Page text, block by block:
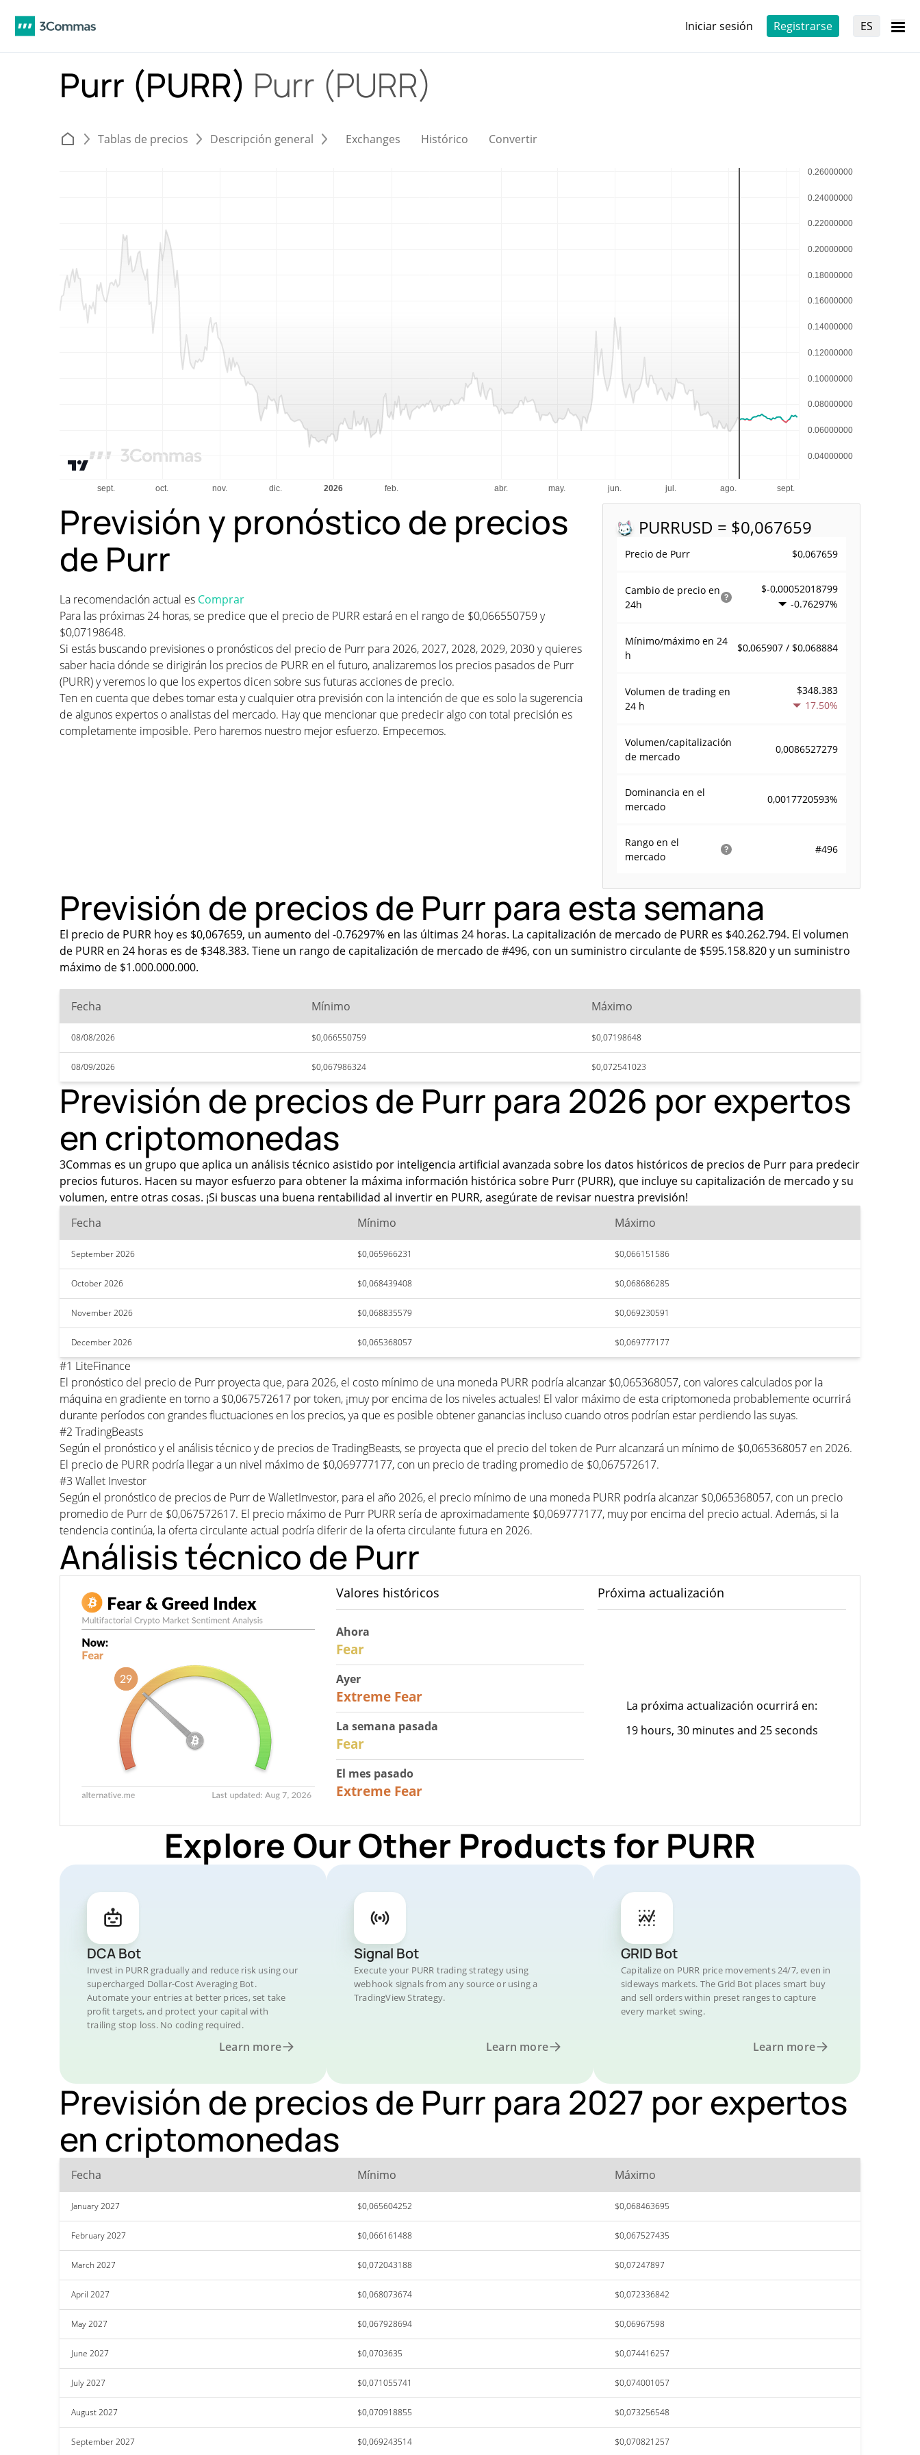
Iniciar sesión Registrarse ES
Purr (PURR) Purr (PURR)
Tablas de precios Descripción general Exchanges Histórico Convertir
PURRUSD = $0,067659
Precio de Purr $0,067659
Cambio de precio en
24h
$-0,00052018799
-0.76297%
Mínimo/máximo en 24
h
$0,065907 / $0,068884
Volumen de trading en
24 h
$348.383
17.50%
Volumen/capitalización
de mercado
0,0086527279
Dominancia en el
mercado
0,0017720593%
Rango en el
mercado
#496
Previsión y pronóstico de precios
de Purr
La recomendación actual es Comprar
Para las próximas 24 horas, se predice que el precio de PURR estará en el rango de $0,066550759 y
$0,07198648.
Si estás buscando previsiones o pronósticos del precio de Purr para 2026, 2027, 2028, 2029, 2030 y quieres
saber hacia dónde se dirigirán los precios de PURR en el futuro, analizaremos los precios pasados de Purr
(PURR) y veremos lo que los expertos dicen sobre sus futuras acciones de precio.
Ten en cuenta que debes tomar esta y cualquier otra previsión con la intención de que es solo la sugerencia
de algunos expertos o analistas del mercado. Hay que mencionar que predecir algo con total precisión es
completamente imposible. Pero haremos nuestro mejor esfuerzo. Empecemos.
Previsión de precios de Purr para esta semana
El precio de PURR hoy es $0,067659, un aumento del -0.76297% en las últimas 24 horas. La capitalización de mercado de PURR es $40.262.794. El volumen
de PURR en 24 horas es de $348.383. Tiene un rango de capitalización de mercado de #496, con un suministro circulante de $595.158.820 y un suministro
máximo de $1.000.000.000.
Fecha Mínimo Máximo
08/08/2026 $0,066550759 $0,07198648
08/09/2026 $0,067986324 $0,072541023
Previsión de precios de Purr para 2026 por expertos
en criptomonedas
3Commas es un grupo que aplica un análisis técnico asistido por inteligencia artificial avanzada sobre los datos históricos de precios de Purr para predecir
precios futuros. Hacen su mayor esfuerzo para obtener la máxima información histórica sobre Purr (PURR), que incluye su capitalización de mercado y su
volumen, entre otras cosas. ¡Si buscas una buena rentabilidad al invertir en PURR, asegúrate de revisar nuestra previsión!
Fecha
Mínimo Máximo
September 2026 $0,065966231 $0,066151586
October 2026 $0,068439408 $0,068686285
November 2026 $0,068835579 $0,069230591
December 2026 $0,065368057 $0,069777177
#1 LiteFinance
El pronóstico del precio de Purr proyecta que, para 2026, el costo mínimo de una moneda PURR podría alcanzar $0,065368057, con valores calculados por la
máquina en gradiente en torno a $0,067572617 por token, ¡muy por encima de los niveles actuales! El valor máximo de esta criptomoneda probablemente ocurrirá
durante períodos con grandes fluctuaciones en los precios, ya que es posible obtener ganancias incluso cuando otros podrían estar perdiendo las suyas.
#2 TradingBeasts
Según el pronóstico y el análisis técnico y de precios de TradingBeasts, se proyecta que el precio del token de Purr alcanzará un mínimo de $0,065368057 en 2026.
El precio de PURR podría llegar a un nivel máximo de $0,069777177, con un precio de trading promedio de $0,067572617.
#3 Wallet Investor
Según el pronóstico de precios de Purr de WalletInvestor, para el año 2026, el precio mínimo de una moneda PURR podría alcanzar $0,065368057, con un precio
promedio de Purr de $0,067572617. El precio máximo de Purr PURR sería de aproximadamente $0,069777177, muy por encima del precio actual. Además, si la
tendencia continúa, la oferta circulante actual podría diferir de la oferta circulante futura en 2026.
Análisis técnico de Purr
Valores históricos
Ahora
Fear
Ayer
Extreme Fear
La semana pasada
Fear
El mes pasado
Extreme Fear
Próxima actualización
La próxima actualización ocurrirá en:
19 hours, 30 minutes and 25 seconds
Explore Our Other Products for PURR
DCA Bot
Invest in PURR gradually and reduce risk using our
supercharged Dollar-Cost Averaging Bot.
Automate your entries at better prices, set take
profit targets, and protect your capital with
trailing stop loss. No coding required.
Learn more
Signal Bot
Execute your PURR trading strategy using
webhook signals from any source or using a
TradingView Strategy.
Learn more
GRID Bot
Capitalize on PURR price movements 24/7, even in
sideways markets. The Grid Bot places smart buy
and sell orders within preset ranges to capture
every market swing.
Learn more
Previsión de precios de Purr para 2027 por expertos
en criptomonedas
Fecha Mínimo Máximo
January 2027 $0,065604252 $0,068463695
February 2027 $0,066161488 $0,067527435
March 2027 $0,072043188 $0,07247897
April 2027 $0,068073674 $0,072336842
May 2027 $0,067928694 $0,06967598
June 2027 $0,0703635 $0,074416257
July 2027 $0,071055741 $0,074001057
August 2027 $0,070918855 $0,073256548
September 2027 $0,069243514 $0,070821257